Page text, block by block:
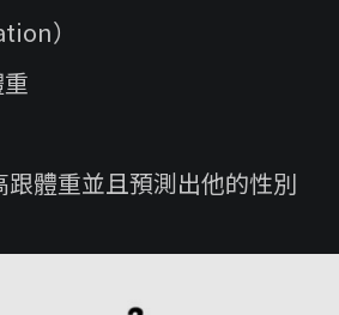
）
體重並且預測出他的性別